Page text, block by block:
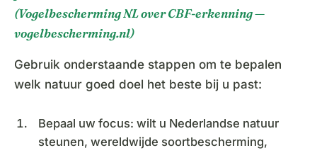
(Vogelbescherming NL over CBF-erkenning —
vogelbescherming.nl)
Gebruik onderstaande stappen om te bepalen
welk natuur goed doel het beste bij u past:
Bepaal uw focus: wilt u Nederlandse natuur
steunen, wereldwijde soortbescherming,